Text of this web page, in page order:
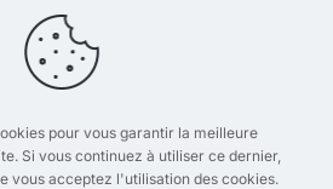
vie de votre toiture.
pour vous garantir la meilleure
Si vous continuez à utiliser ce dernier,
vous acceptez l'utilisation des cookies.